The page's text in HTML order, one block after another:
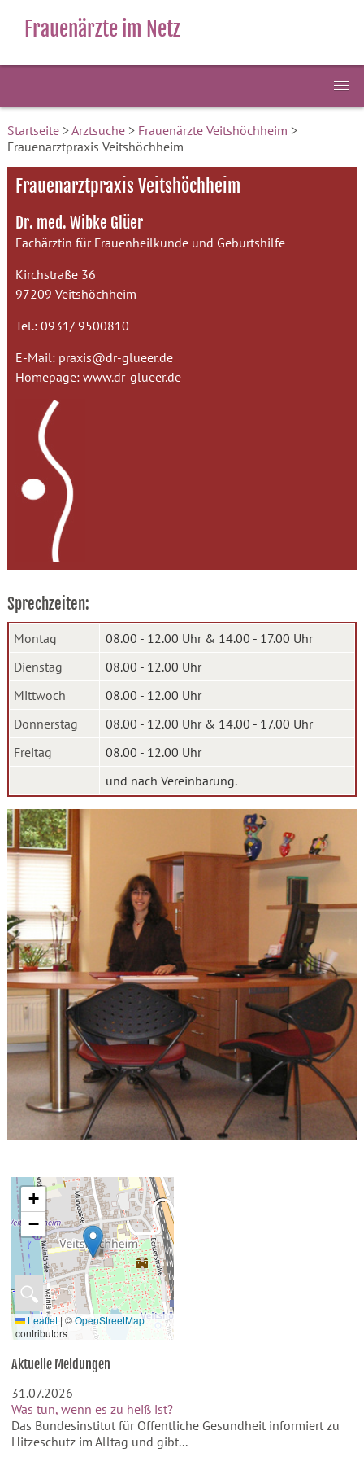
Frauenärzte im Netz
Startseite>Arztsuche> Frauenärzte Veitshöchheim >
Frauenarztpraxis Veitshöchheim
Frauenarztpraxis Veitshöchheim
Dr. med. Wibke Glüer
Fachärztin für Frauenheilkunde und Geburtshilfe
Kirchstraße 36
97209 Veitshöchheim
Tel.: 0931/ 9500810
E-Mail: praxis@dr-glueer.de
Homepage: www.dr-glueer.de
Sprechzeiten:
Montag
08.00 - 12.00 Uhr & 14.00 - 17.00 Uhr
Dienstag
08.00 - 12.00 Uhr
Mittwoch
08.00 - 12.00 Uhr
Donnerstag
08.00 - 12.00 Uhr & 14.00 - 17.00 Uhr
Freitag
08.00 - 12.00 Uhr
und nach Vereinbarung.
🔍
+
−
Leaflet | ©OpenStreetMap
contributors
Aktuelle Meldungen
31.07.2026
Was tun, wenn es zu heiß ist?
Das Bundesinstitut für Öffentliche Gesundheit informiert zu
Hitzeschutz im Alltag und gibt...